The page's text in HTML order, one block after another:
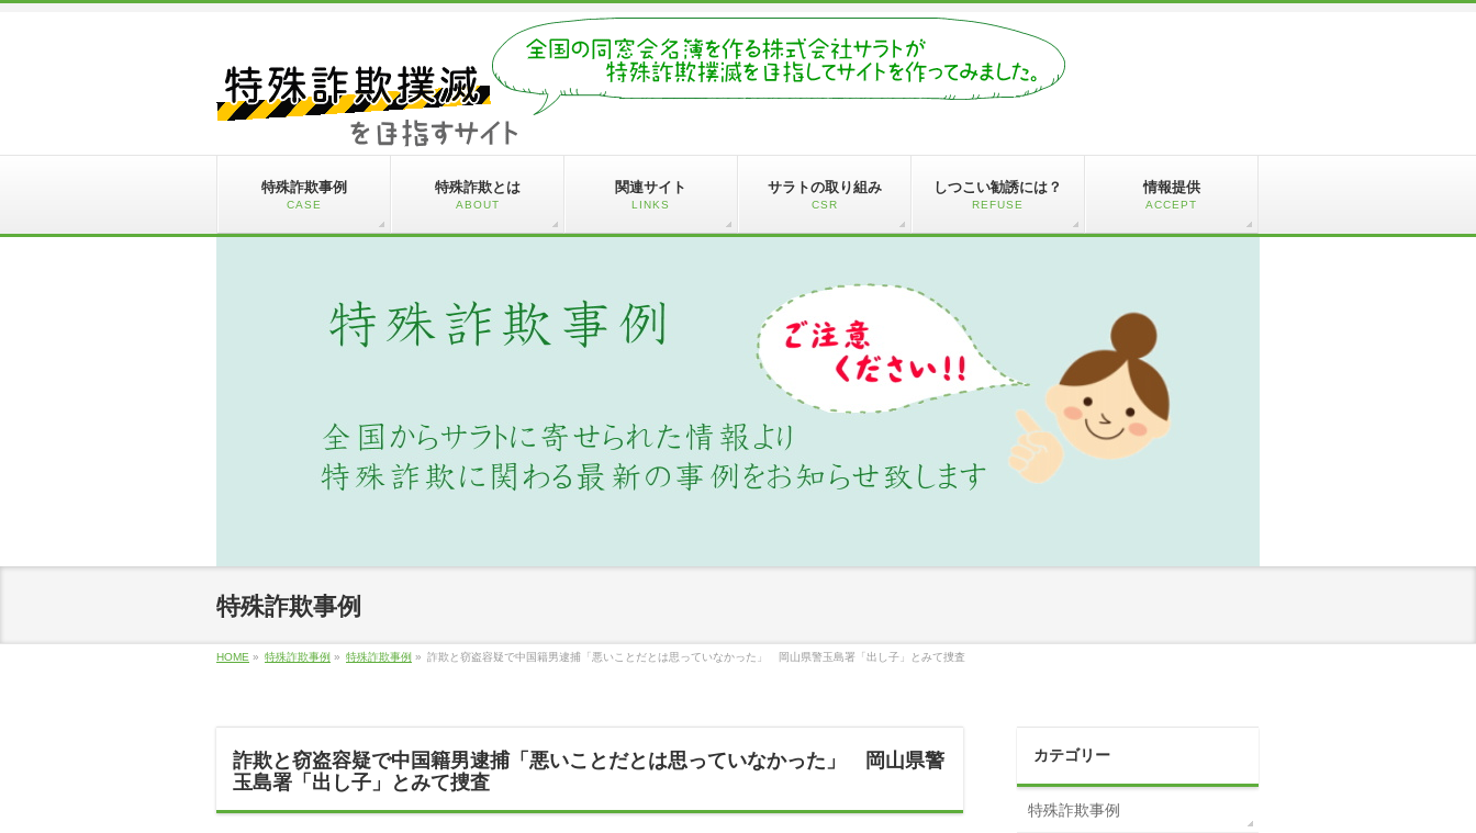
特殊詐欺事例
CASE
特殊詐欺とは
ABOUT
関連サイト
LINKS
サラトの取り組み
CSR
しつこい勧誘には？
REFUSE
情報提供
ACCEPT
特殊詐欺事例
HOME » 特殊詐欺事例 » 特殊詐欺事例 » 詐欺と窃盗容疑で中国籍男逮捕「悪いことだとは思っていなかった」 岡山県警玉島署「出し子」とみて捜査
詐欺と窃盗容疑で中国籍男逮捕「悪いことだとは思っていなかった」 岡山県警
玉島署「出し子」とみて捜査
カテゴリー
特殊詐欺事例